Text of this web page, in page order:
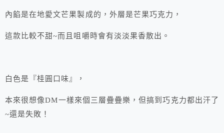
內餡是在地愛文芒果製成的，外層是芒果巧克力，
這款比較不甜~而且咀嚼時會有淡淡果香散出。
白色是『桂圓口味』，
本來很想像DM一樣來個三層疊疊樂，但搞到巧克力都出汗了
~還是失敗！